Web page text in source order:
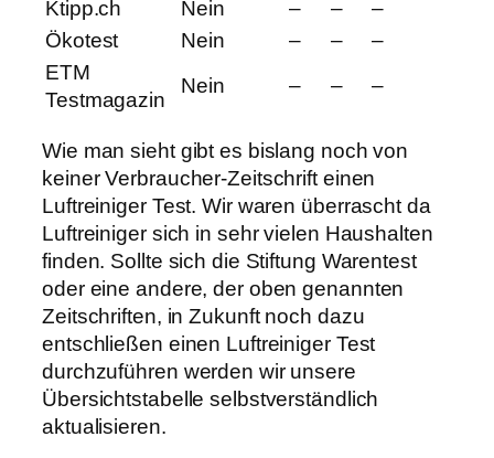
Ktipp.ch Nein – –
–
Ökotest
Nein – –
–
ETM
Testmagazin
Nein – – –
Wie man sieht gibt es bislang noch von
keiner Verbraucher-Zeitschrift einen
Luftreiniger Test. Wir waren überrascht da
Luftreiniger sich in sehr vielen Haushalten
finden. Sollte sich die Stiftung Warentest
oder eine andere, der oben genannten
Zeitschriften, in Zukunft noch dazu
entschließen einen Luftreiniger Test
durchzuführen werden wir unsere
Übersichtstabelle selbstverständlich
aktualisieren.